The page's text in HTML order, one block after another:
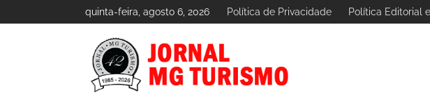
quinta-feira, agosto 6, 2026 Política de Privacidade Política Editorial